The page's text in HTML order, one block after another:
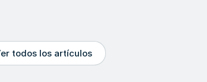
todos los artículos